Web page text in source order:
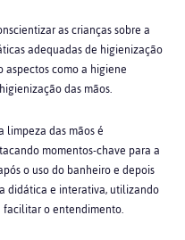
as crianças sobre a
adequadas de higienização
como a higiene
das mãos.
das mãos é
momentos-chave para a
o uso do banheiro e depois
didática e interativa, utilizando
o entendimento.